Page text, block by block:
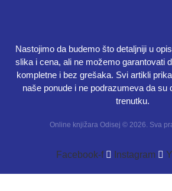
Nastojimo da budemo što detaljniji u
slika i cena, ali ne možemo garantovati
kompletne i bez grešaka. Svi artikli
naše ponude i ne podrazumeva da su
trenutku.
Online knjižara Odisej © 2026. Sva
Facebook-f Instagram